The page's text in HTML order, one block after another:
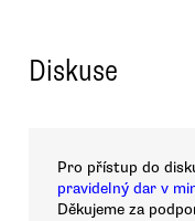
Diskuse
Pro přístup do
pravidelný dar v
Děkujeme za